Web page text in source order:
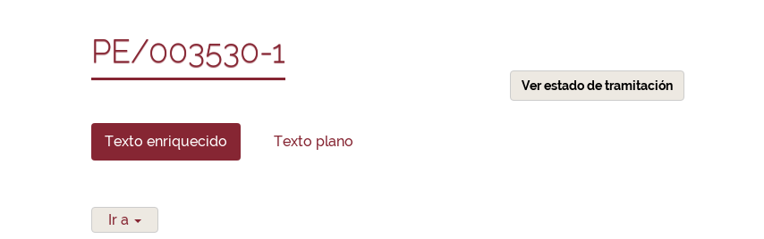
PE/003530-1
Ver estado de tramitación
Texto enriquecido Texto plano
Ir a